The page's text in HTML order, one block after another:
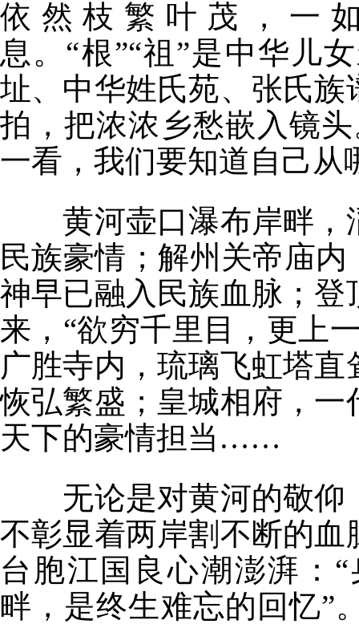
依然枝繁叶茂，一
息。“根”“祖”是中华儿
址、中华姓氏苑、张氏
拍，把浓浓乡愁嵌入镜
一看，我们要知道自己从
黄河壶口瀑布岸畔，
民族豪情；解州关帝庙
神早已融入民族血脉；
来，“欲穷千里目，更上
广胜寺内，琉璃飞虹塔
恢弘繁盛；皇城相府，
天下的豪情担当……
无论是对黄河的敬仰
不彰显着两岸割不断的
台胞江国良心潮澎湃：
畔，是终生难忘的回忆”